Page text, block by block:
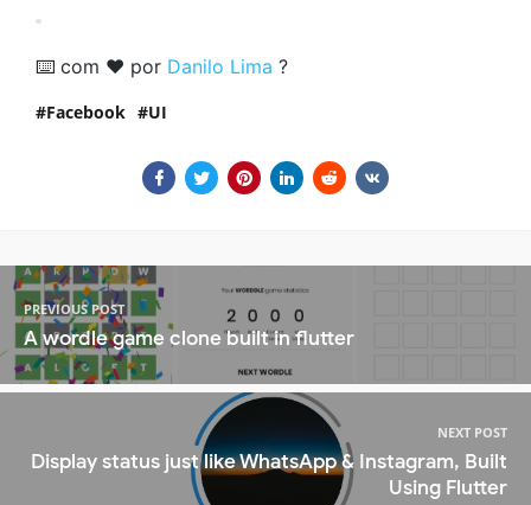
⌨️ com ❤️ por Danilo Lima ?
Facebook UI
PREVIOUS POST
A wordle game clone built in flutter
NEXT POST
Display status just like WhatsApp & Instagram, Built
Using Flutter